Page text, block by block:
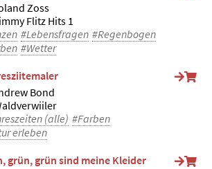
Zoss
Flitz Hits 1
#Lebensfragen #Regenbogen
#Wetter
Bond
(alle) #Farben
erleben
grün, grün sind meine Kleider